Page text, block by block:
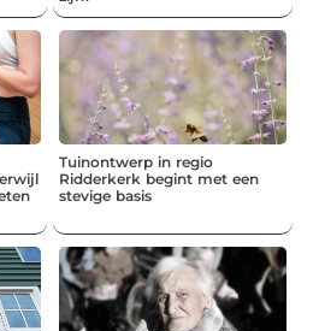
Tuinontwerp in regio
Ridderkerk begint met een
stevige basis